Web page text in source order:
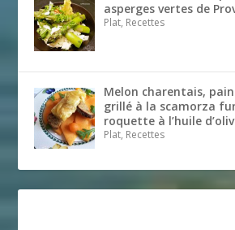
asperges vertes de
Plat, Recettes
Melon charentais,
grillé à la scamorza
roquette à l’huile
Plat, Recettes